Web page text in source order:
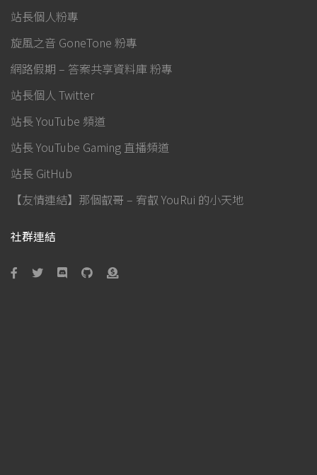
站長個人粉專
旋風之音 GoneTone 粉專
網路假期 – 答案共享資料庫 粉專
站長個人 Twitter
站長 YouTube 頻道
站長 YouTube Gaming 直播頻道
站長 GitHub
【友情連結】那個叡哥 – 宥叡 YouRui 的小天地
社群連結